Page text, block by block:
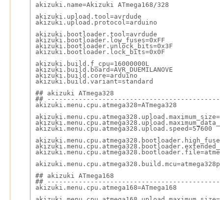
akizuki.name=Akizuki ATmega168/328
akizuki.upload.tool=avrdude
akizuki.upload.protocol=arduino
akizuki.bootloader.tool=avrdude
akizuki.bootloader.low_fuses=0xFF
akizuki.bootloader.unlock_bits=0x3F
akizuki.bootloader.lock_bits=0x0F
akizuki.build.f_cpu=16000000L
akizuki.build.board=AVR_DUEMILANOVE
akizuki.build.core=arduino
akizuki.build.variant=standard
## akizuki ATmega328
##
akizuki.menu.cpu.atmega328=ATmega328
akizuki.menu.cpu.atmega328.upload.speed=57600
akizuki.menu.cpu.atmega328.build.mcu=atmega328p
## akizuki ATmega168
##
akizuki.menu.cpu.atmega168=ATmega168